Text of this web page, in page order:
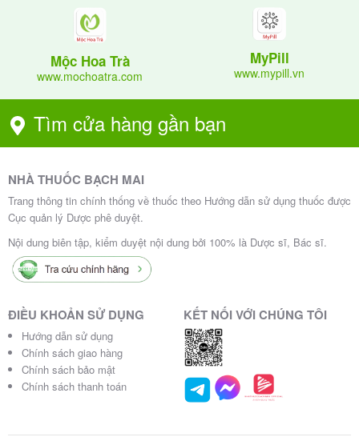
Mộc Hoa Trà
www.mochoatra.com
MyPill
www.mypill.vn
Tìm cửa hàng gần bạn
NHÀ THUỐC BẠCH MAI
Trang thông tin chính thống về thuốc theo Hướng dẫn sử dụng thuốc được
Cục quản lý Dược phê duyệt.
Nội dung biên tập, kiểm duyệt nội dung bởi 100% là Dược sĩ, Bác sĩ.
ĐIỀU KHOẢN SỬ DỤNG
Hướng dẫn sử dụng
Chính sách giao hàng
Chính sách bảo mật
Chính sách thanh toán
KẾT NỐI VỚI CHÚNG TÔI